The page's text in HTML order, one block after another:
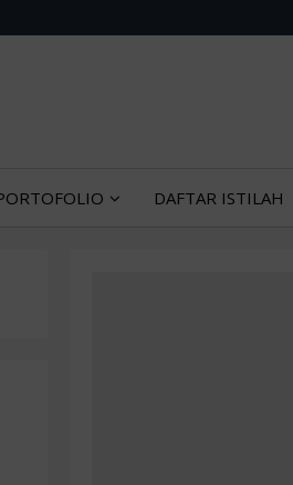
DAFTAR ISTILAH